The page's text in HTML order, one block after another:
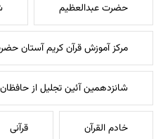
حضرت عبدالعظیم
مرکز آموزش قرآن کریم آستان
شانزدهمین آئین تجلیل از
خادم القرآن قرآنی